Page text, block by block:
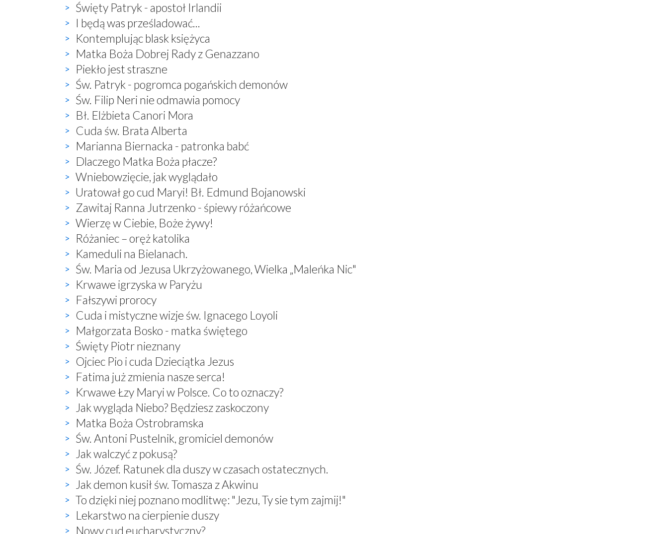
Święty Patryk - apostoł Irlandii
I będą was prześladować...
Kontemplując blask księżyca
Matka Boża Dobrej Rady z Genazzano
Piekło jest straszne
Św. Patryk - pogromca pogańskich demonów
Św. Filip Neri nie odmawia pomocy
Bł. Elżbieta Canori Mora
Cuda św. Brata Alberta
Marianna Biernacka - patronka babć
Dlaczego Matka Boża płacze?
Wniebowzięcie, jak wyglądało
Uratował go cud Maryi! Bł. Edmund Bojanowski
Zawitaj Ranna Jutrzenko - śpiewy różańcowe
Wierzę w Ciebie, Boże żywy!
Różaniec – oręż katolika
Kameduli na Bielanach.
Św. Maria od Jezusa Ukrzyżowanego, Wielka „Maleńka Nic"
Krwawe igrzyska w Paryżu
Fałszywi prorocy
Cuda i mistyczne wizje św. Ignacego Loyoli
Małgorzata Bosko - matka świętego
Święty Piotr nieznany
Ojciec Pio i cuda Dzieciątka Jezus
Fatima już zmienia nasze serca!
Krwawe Łzy Maryi w Polsce. Co to oznaczy?
Jak wygląda Niebo? Będziesz zaskoczony
Matka Boża Ostrobramska
Św. Antoni Pustelnik, gromiciel demonów
Jak walczyć z pokusą?
Św. Józef. Ratunek dla duszy w czasach ostatecznych.
Jak demon kusił św. Tomasza z Akwinu
To dzięki niej poznano modlitwę: "Jezu, Ty sie tym zajmij!"
Lekarstwo na cierpienie duszy
Nowy cud eucharystyczny?